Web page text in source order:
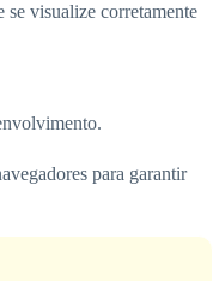
se visualize corretamente
para garantir